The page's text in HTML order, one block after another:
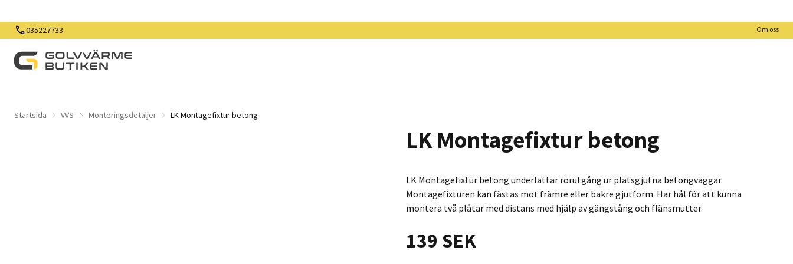
035227733 Om oss
Startsida VVS Monteringsdetaljer LK Montagefixtur betong
LK Montagefixtur betong
LK Montagefixtur betong underlättar rörutgång ur platsgjutna betongväggar.
Montagefixturen kan fästas mot främre eller bakre gjutform. Har hål för att kunna
montera två plåtar med distans med hjälp av gängstång och flänsmutter.
139 SEK